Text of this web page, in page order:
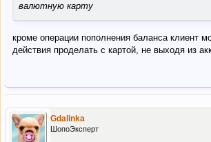
валютную карту
кроме операции пополнения баланса клиент
действия проделать с картой, не выходя из
Gdalinka
ШопоЭксперт